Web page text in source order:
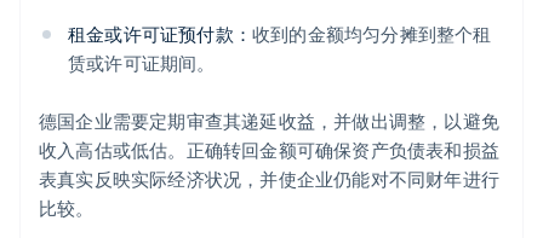
租金或许可证预付款： 收到的金额均匀分摊到整个租
赁或许可证期间。
德国企业需要定期审查其递延收益，并做出调整，以避免
收入高估或低估。正确转回金额可确保资产负债表和损益
表真实反映实际经济状况，并使企业仍能对不同财年进行
比较。